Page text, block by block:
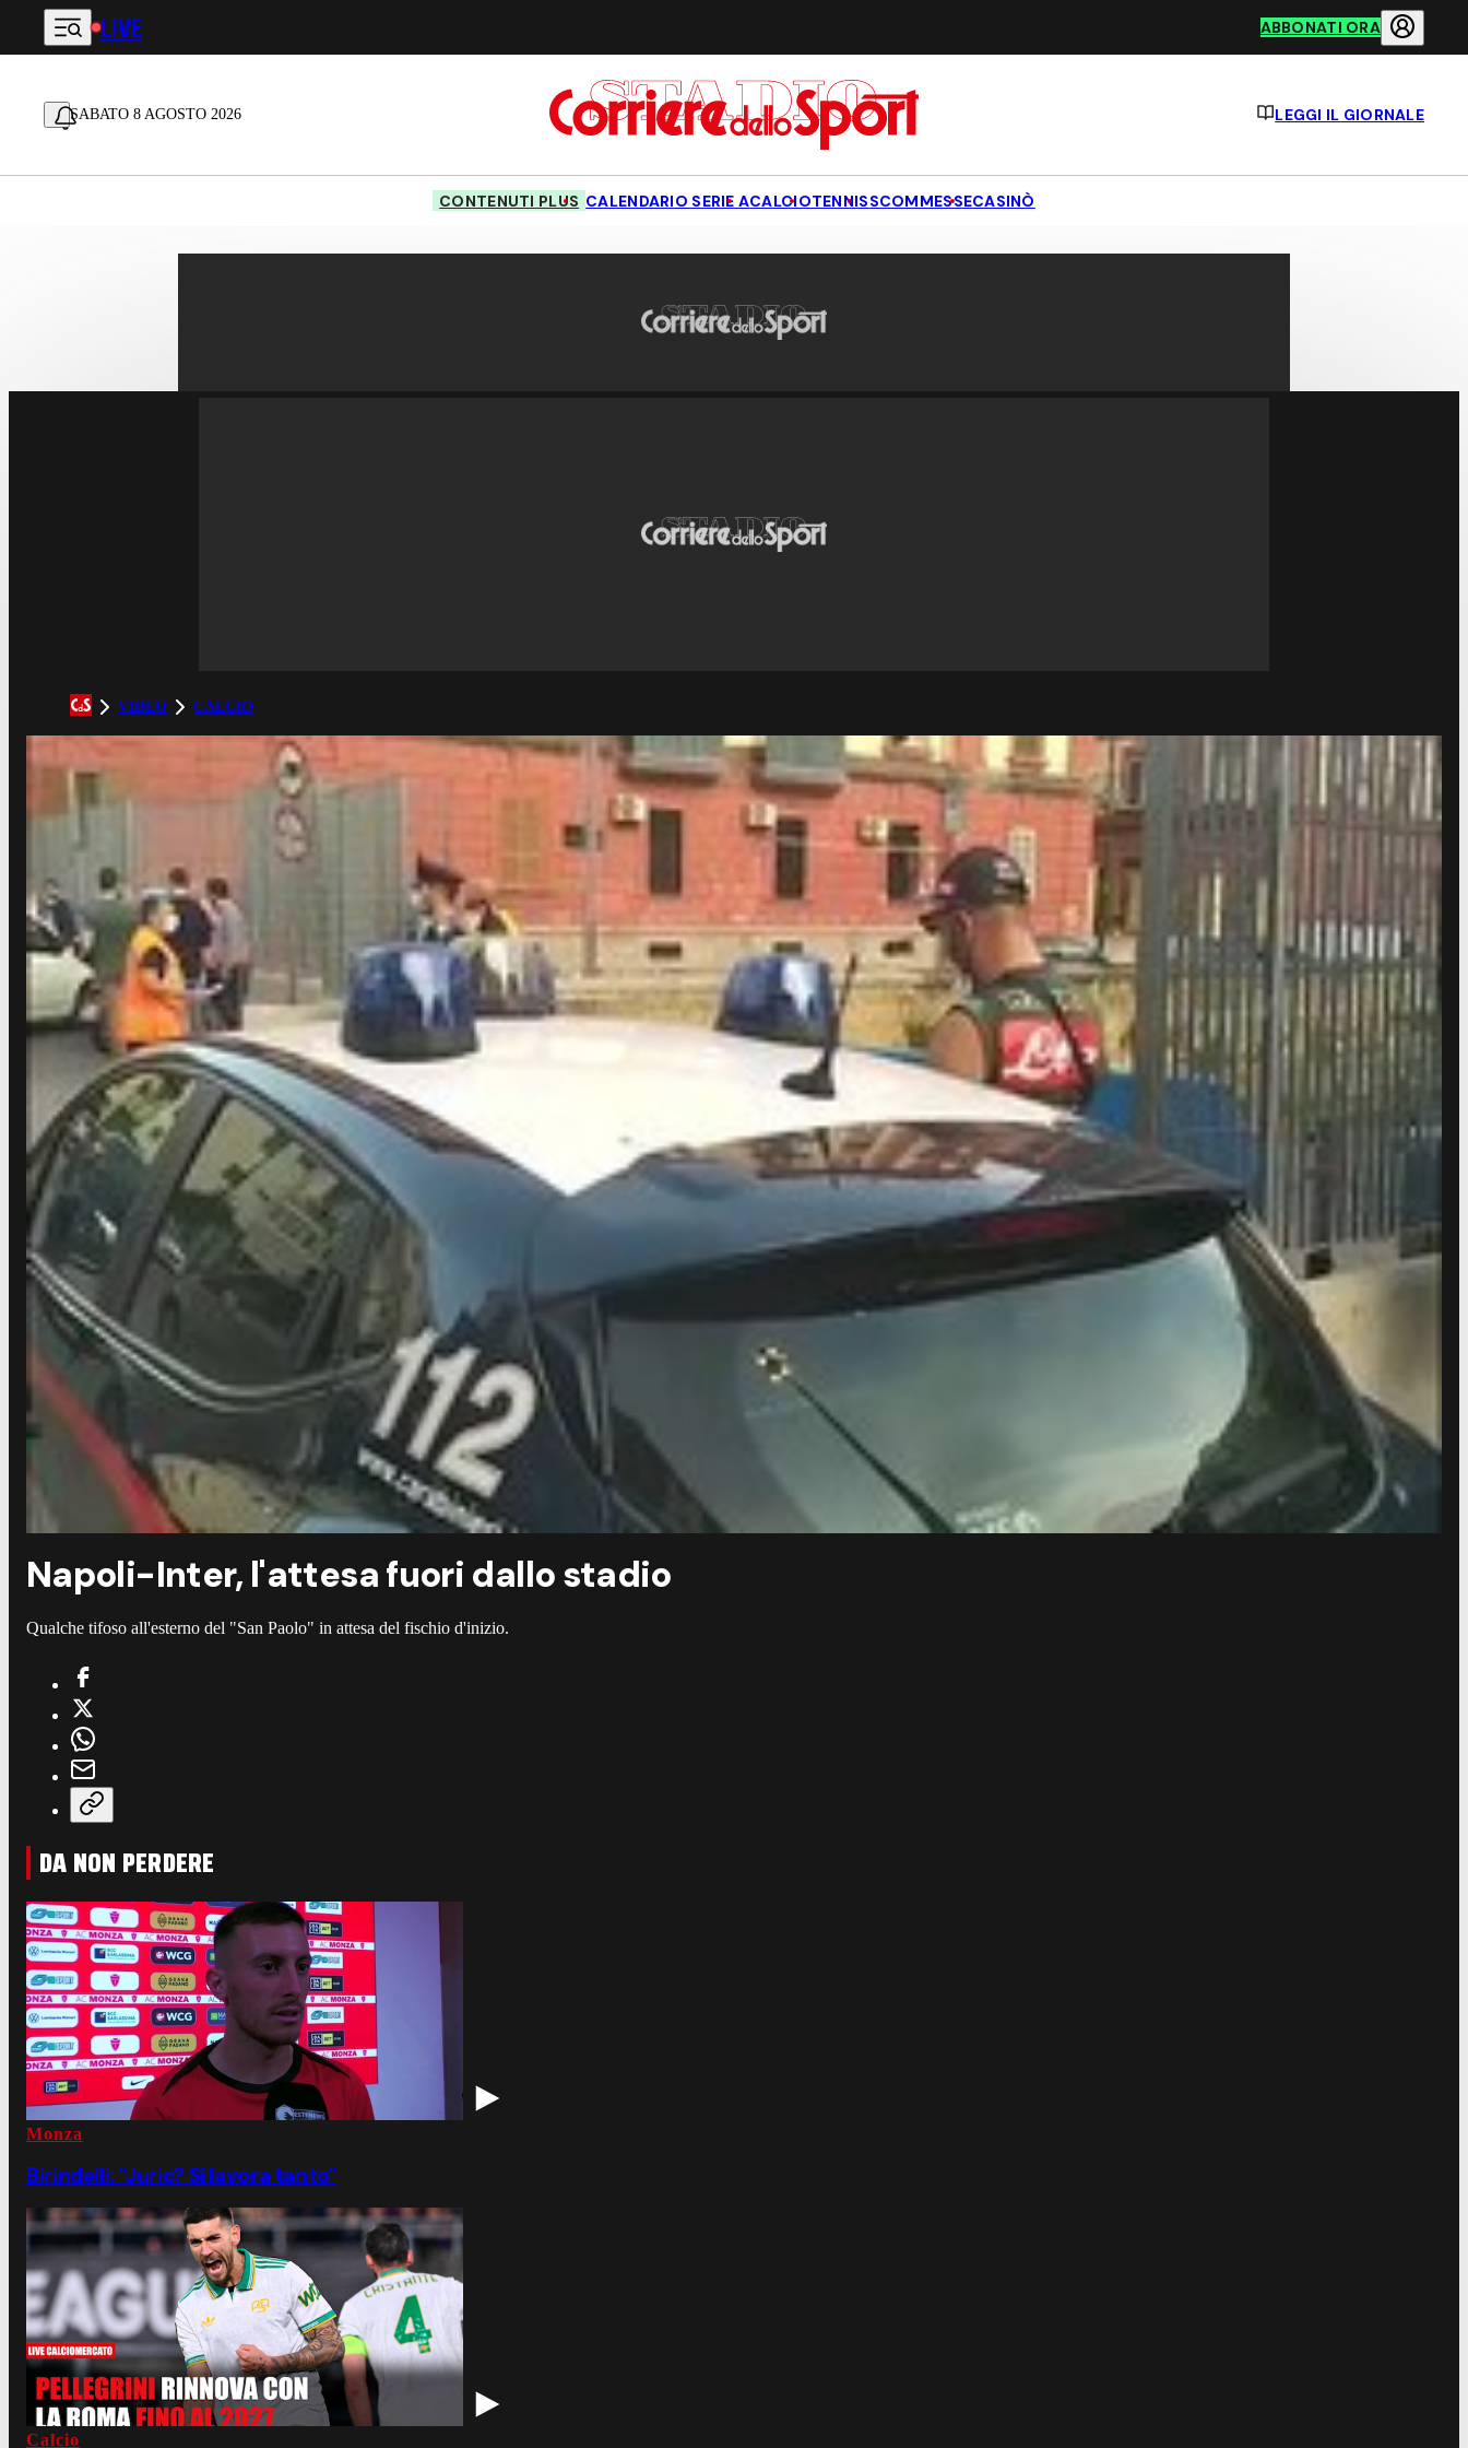
Vai al contenuto principale
LIVE ABBONATI ORA
SABATO 8 AGOSTO 2026 LEGGI IL GIORNALE
CONTENUTI PLUS CALENDARIO SERIE ACALCIOTENNISSCOMMESSECASINÒ
VIDEO CALCIO
Napoli-Inter, l'attesa fuori dallo stadio
Qualche tifoso all'esterno del "San Paolo" in attesa del fischio d'inizio.
DA NON PERDERE
Monza
Birindelli: "Juric? Si lavora tanto"
Calcio